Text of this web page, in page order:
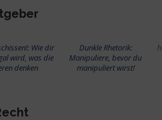
Wie dir
wird, was die
denken
Dunkle Rhetorik:
Manipuliere, bevor du
manipuliert wirst!